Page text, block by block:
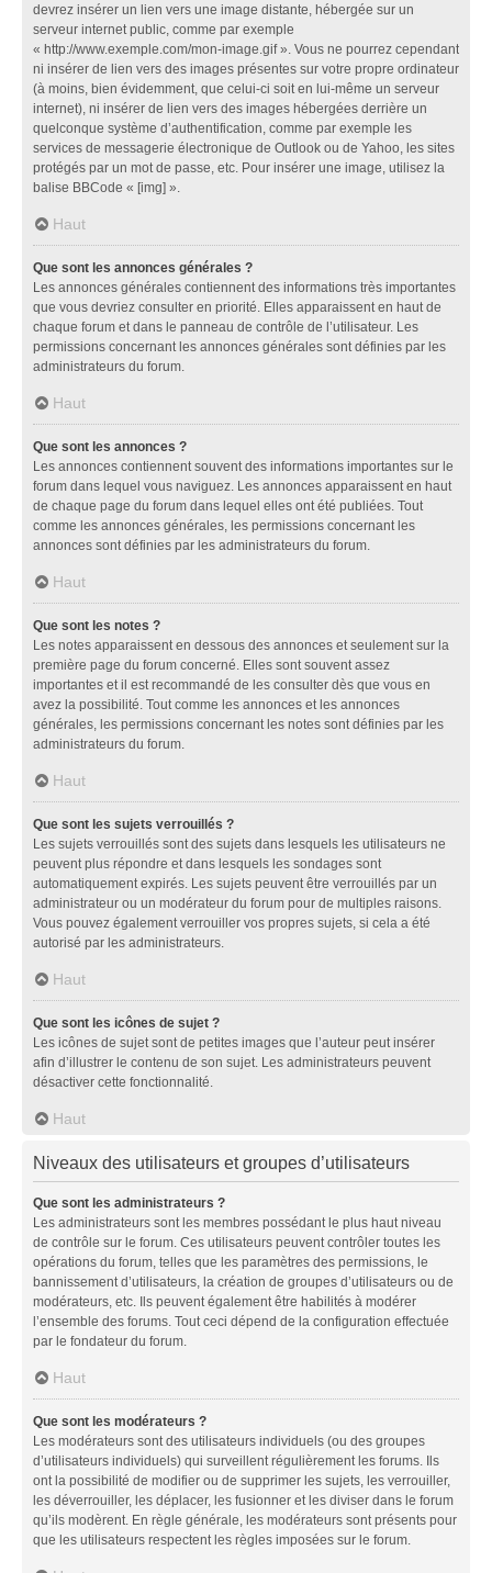
devrez insérer un lien vers une image distante, hébergée sur un
serveur internet public, comme par exemple
« http://www.exemple.com/mon-image.gif ». Vous ne pourrez cependant
ni insérer de lien vers des images présentes sur votre propre ordinateur
(à moins, bien évidemment, que celui-ci soit en lui-même un serveur
internet), ni insérer de lien vers des images hébergées derrière un
quelconque système d’authentification, comme par exemple les
services de messagerie électronique de Outlook ou de Yahoo, les sites
protégés par un mot de passe, etc. Pour insérer une image, utilisez la
balise BBCode « [img] ».
Haut
Que sont les annonces générales ?
Les annonces générales contiennent des informations très importantes
que vous devriez consulter en priorité. Elles apparaissent en haut de
chaque forum et dans le panneau de contrôle de l’utilisateur. Les
permissions concernant les annonces générales sont définies par les
administrateurs du forum.
Haut
Que sont les annonces ?
Les annonces contiennent souvent des informations importantes sur le
forum dans lequel vous naviguez. Les annonces apparaissent en haut
de chaque page du forum dans lequel elles ont été publiées. Tout
comme les annonces générales, les permissions concernant les
annonces sont définies par les administrateurs du forum.
Haut
Que sont les notes ?
Les notes apparaissent en dessous des annonces et seulement sur la
première page du forum concerné. Elles sont souvent assez
importantes et il est recommandé de les consulter dès que vous en
avez la possibilité. Tout comme les annonces et les annonces
générales, les permissions concernant les notes sont définies par les
administrateurs du forum.
Haut
Que sont les sujets verrouillés ?
Les sujets verrouillés sont des sujets dans lesquels les utilisateurs ne
peuvent plus répondre et dans lesquels les sondages sont
automatiquement expirés. Les sujets peuvent être verrouillés par un
administrateur ou un modérateur du forum pour de multiples raisons.
Vous pouvez également verrouiller vos propres sujets, si cela a été
autorisé par les administrateurs.
Haut
Que sont les icônes de sujet ?
Les icônes de sujet sont de petites images que l’auteur peut insérer
afin d’illustrer le contenu de son sujet. Les administrateurs peuvent
désactiver cette fonctionnalité.
Haut
Niveaux des utilisateurs et groupes d’utilisateurs
Que sont les administrateurs ?
Les administrateurs sont les membres possédant le plus haut niveau
de contrôle sur le forum. Ces utilisateurs peuvent contrôler toutes les
opérations du forum, telles que les paramètres des permissions, le
bannissement d’utilisateurs, la création de groupes d’utilisateurs ou de
modérateurs, etc. Ils peuvent également être habilités à modérer
l’ensemble des forums. Tout ceci dépend de la configuration effectuée
par le fondateur du forum.
Haut
Que sont les modérateurs ?
Les modérateurs sont des utilisateurs individuels (ou des groupes
d’utilisateurs individuels) qui surveillent régulièrement les forums. Ils
ont la possibilité de modifier ou de supprimer les sujets, les verrouiller,
les déverrouiller, les déplacer, les fusionner et les diviser dans le forum
qu’ils modèrent. En règle générale, les modérateurs sont présents pour
que les utilisateurs respectent les règles imposées sur le forum.